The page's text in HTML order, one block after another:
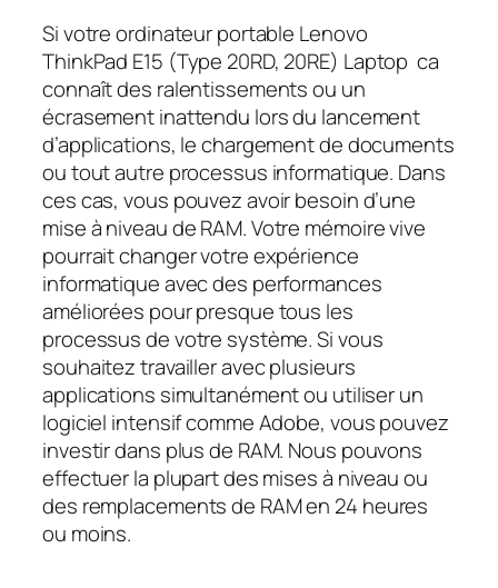
Si votre ordinateur portable Lenovo
ThinkPad E15 (Type 20RD, 20RE) Laptop ca
connaît des ralentissements ou un
écrasement inattendu lors du lancement
d’applications, le chargement de documents
ou tout autre processus informatique. Dans
ces cas, vous pouvez avoir besoin d’une
mise à niveau de RAM. Votre mémoire vive
pourrait changer votre expérience
informatique avec des performances
améliorées pour presque tous les
processus de votre système. Si vous
souhaitez travailler avec plusieurs
applications simultanément ou utiliser un
logiciel intensif comme Adobe, vous pouvez
investir dans plus de RAM. Nous pouvons
effectuer la plupart des mises à niveau ou
des remplacements de RAM en 24 heures
ou moins.